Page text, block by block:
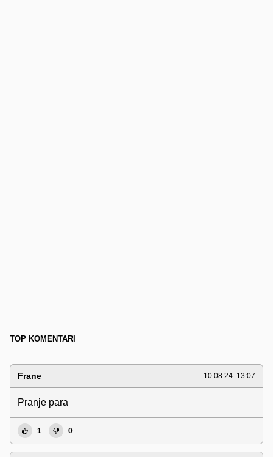
TOP KOMENTARI
Frane 10.08.24. 13:07
Pranje para
1 0